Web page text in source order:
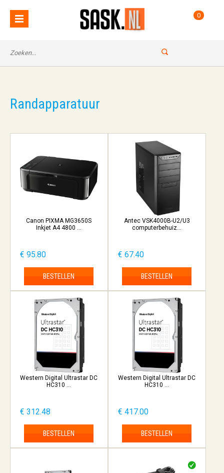
0
Randapparatuur
Canon PIXMA MG3650S
Inkjet A4 4800 ...
€ 95.80
BESTELLEN
Antec VSK4000B-U2/U3
computerbehuiz...
€ 67.40
BESTELLEN
Western Digital Ultrastar DC
HC310 ...
€ 312.48
BESTELLEN
Western Digital Ultrastar DC
HC310 ...
€ 417.00
BESTELLEN